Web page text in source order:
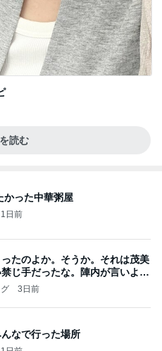
読む
かった中華粥屋
1日前
たのよか。そうか。それは茂美
じ手だったな。陣内が言いよる
3日前
なで行った場所